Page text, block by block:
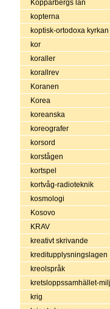
Kopparbergs län
kopterna
koptisk-ortodoxa kyrkan
kor
koraller
korallrev
Koranen
Korea
koreanska
koreografer
korsord
korstågen
kortspel
kortvåg-radioteknik
kosmologi
Kosovo
KRAV
kreativt skrivande
kreditupplysningslagen
kreolspråk
kretsloppssamhället-
krig